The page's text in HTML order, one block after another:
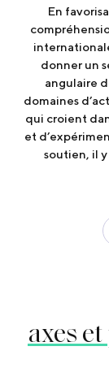
En
donner un
angulaire
domaines
qui croient
et
soutien, il
axes